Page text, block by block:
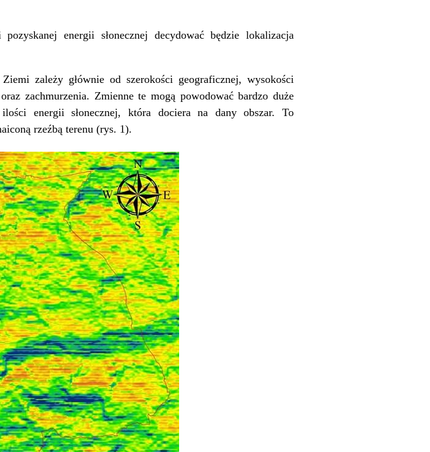
energii słonecznej decydować będzie lokalizacja
zależy głównie od szerokości geograficznej, wysokości
zachmurzenia. Zmienne te mogą powodować bardzo duże
energii słonecznej, która dociera na dany obszar. To
rzeźbą terenu (rys. 1).